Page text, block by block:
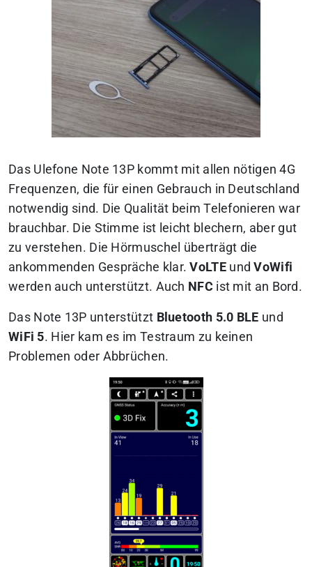
Das Ulefone Note 13P kommt mit allen nötigen 4G
Frequenzen, die für einen Gebrauch in Deutschland
notwendig sind. Die Qualität beim Telefonieren war
brauchbar. Die Stimme ist leicht blechern, aber gut
zu verstehen. Die Hörmuschel überträgt die
ankommenden Gespräche klar.VoLTEundVoWifi
werden auch unterstützt. Auch NFCist mit an Bord.
Das Note 13P unterstützt Bluetooth 5.0 BLE und
WiFi 5. Hier kam es im Testraum zu keinen
Problemen oder Abbrüchen.